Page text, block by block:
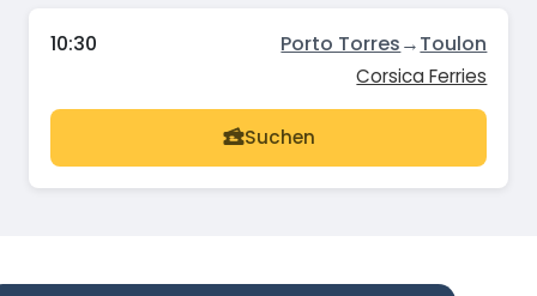
10:30 Porto Torres→Toulon
Corsica Ferries
Suchen